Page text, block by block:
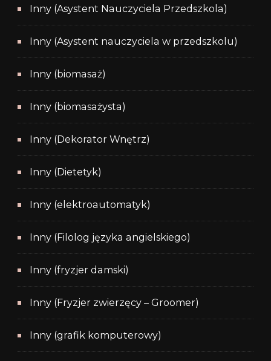
Inny (Asystent Nauczyciela Przedszkola)
Inny (Asystent nauczyciela w przedszkolu)
Inny (biomasaż)
Inny (biomasażysta)
Inny (Dekorator Wnętrz)
Inny (Dietetyk)
Inny (elektroautomatyk)
Inny (Filolog języka angielskiego)
Inny (fryzjer damski)
Inny (Fryzjer zwierzęcy – Groomer)
Inny (grafik komputerowy)